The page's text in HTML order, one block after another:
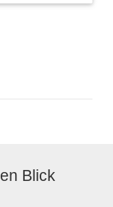
Blick